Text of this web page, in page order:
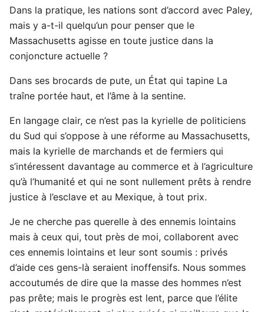
Dans la pratique, les nations sont d’accord avec Paley,
mais y a-t-il quelqu’un pour penser que le
Massachusetts agisse en toute justice dans la
conjoncture actuelle ?
Dans ses brocards de pute, un État qui tapine La
traîne portée haut, et l’âme à la sentine.
En langage clair, ce n’est pas la kyrielle de politiciens
du Sud qui s’oppose à une réforme au Massachusetts,
mais la kyrielle de marchands et de fermiers qui
s’intéressent davantage au commerce et à l’agriculture
qu’à l’humanité et qui ne sont nullement prêts à rendre
justice à l’esclave et au Mexique, à tout prix.
Je ne cherche pas querelle à des ennemis lointains
mais à ceux qui, tout près de moi, collaborent avec
ces ennemis lointains et leur sont soumis : privés
d’aide ces gens-là seraient inoffensifs. Nous sommes
accoutumés de dire que la masse des hommes n’est
pas prête; mais le progrès est lent, parce que l’élite